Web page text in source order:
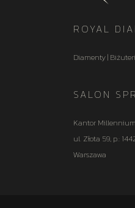
ROYAL
Diamenty |
SALON
Kantor Millennium
ul. Złota 59, p.:
Warszawa